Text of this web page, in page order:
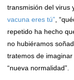
transmisión del virus
vacuna eres tú”,
repetido ha hecho
no hubiéramos
tratemos de
“nueva normalidad”.